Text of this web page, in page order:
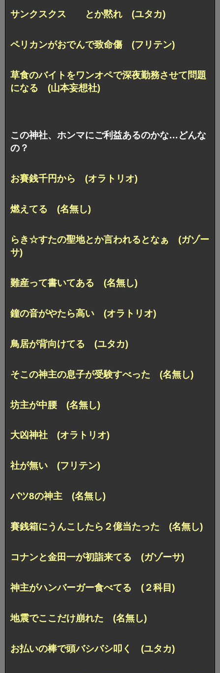
サンクスクス とか黙れ (ユタカ)
ペリカンがおでんで致命傷 (フリテン)
草食のバイトをワンオペで深夜勤務させて問題
になる (山本妄想社)
この神社、ホンマにご利益あるのかな…どんな
の？
お賽銭千円から (オラトリオ)
燃えてる (名無し)
らき☆すたの聖地とか言われるとなぁ (ガゾー
サ)
難産って書いてある (名無し)
鐘の音がやたら高い (オラトリオ)
鳥居が背向けてる (ユタカ)
そこの神主の息子が受験すべった (名無し)
坊主が中腰 (名無し)
大凶神社 (オラトリオ)
社が無い (フリテン)
バツ8の神主 (名無し)
賽銭箱にうんこしたら２億当たった (名無し)
コナンと金田一が初詣来てる (ガゾーサ)
神主がハンバーガー食べてる (２科目)
地震でここだけ崩れた (名無し)
お払いの棒で頭バシバシ叩く (ユタカ)